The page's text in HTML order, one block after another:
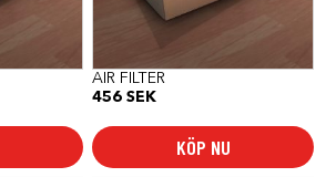
AIR FILTER
456 SEK
KÖP NU